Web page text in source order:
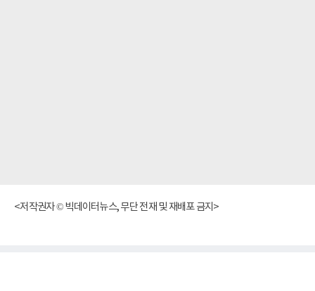
<저작권자 © 빅데이터뉴스, 무단 전재 및 재배포 금지>